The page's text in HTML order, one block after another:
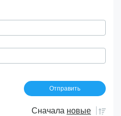
Сначала новые